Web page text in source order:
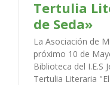
Tertulia
de Seda»
La Asociación de
próximo 10 de
Biblioteca del I.E.S
Tertulia Literaria